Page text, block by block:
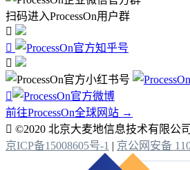
扫码进入ProcessOn用户群




前往ProcessOn全球网站 →
 ©2020 北京大麦地信息技术有限公司
京ICP备15008605号-1 | 京公网安备